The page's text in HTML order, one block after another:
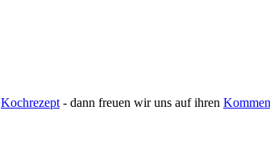
Kochrezept - dann freuen wir uns auf ihren